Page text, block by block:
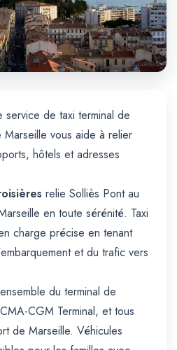
service de taxi terminal de
vous aide à relier
hôtels et adresses
relie Solliès Pont au
en toute sérénité. Taxi
charge précise en tenant
et du trafic vers
du terminal de
CGM Terminal, et tous
de Marseille. Véhicules